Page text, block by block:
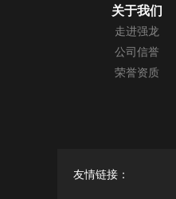
关于我们
走进强龙
公司信誉
荣誉资质
友情链接：